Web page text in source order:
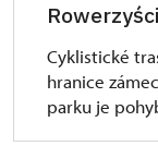
Rowerzyści
Cyklistické
hranice
parku je